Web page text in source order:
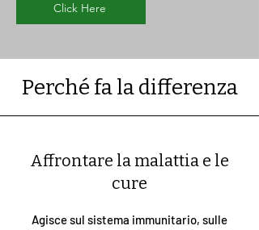
Click Here
Perché fa la differenza
Affrontare la malattia e le
cure
Agisce sul sistema immunitario, sulle